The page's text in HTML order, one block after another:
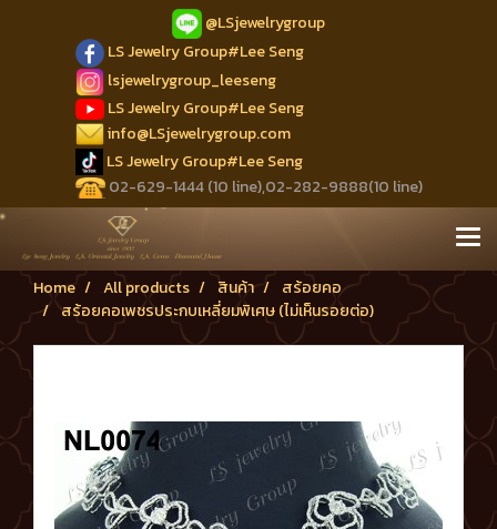
@LSjewelrygroup
LS Jewelry Group#Lee Seng
lsjewelrygroup_leeseng
LS Jewelry Group#Lee Seng
info@LSjewelrygroup.com
LS Jewelry Group#Lee Seng
02-629-1444 (10 line),02-282-9888(10 line)
Home All products สินค้า
สร้อยคอ
สร้อยคอเพชรประกบเหลี่ยมพิเศษ (ไม่เห็นรอยต่อ)